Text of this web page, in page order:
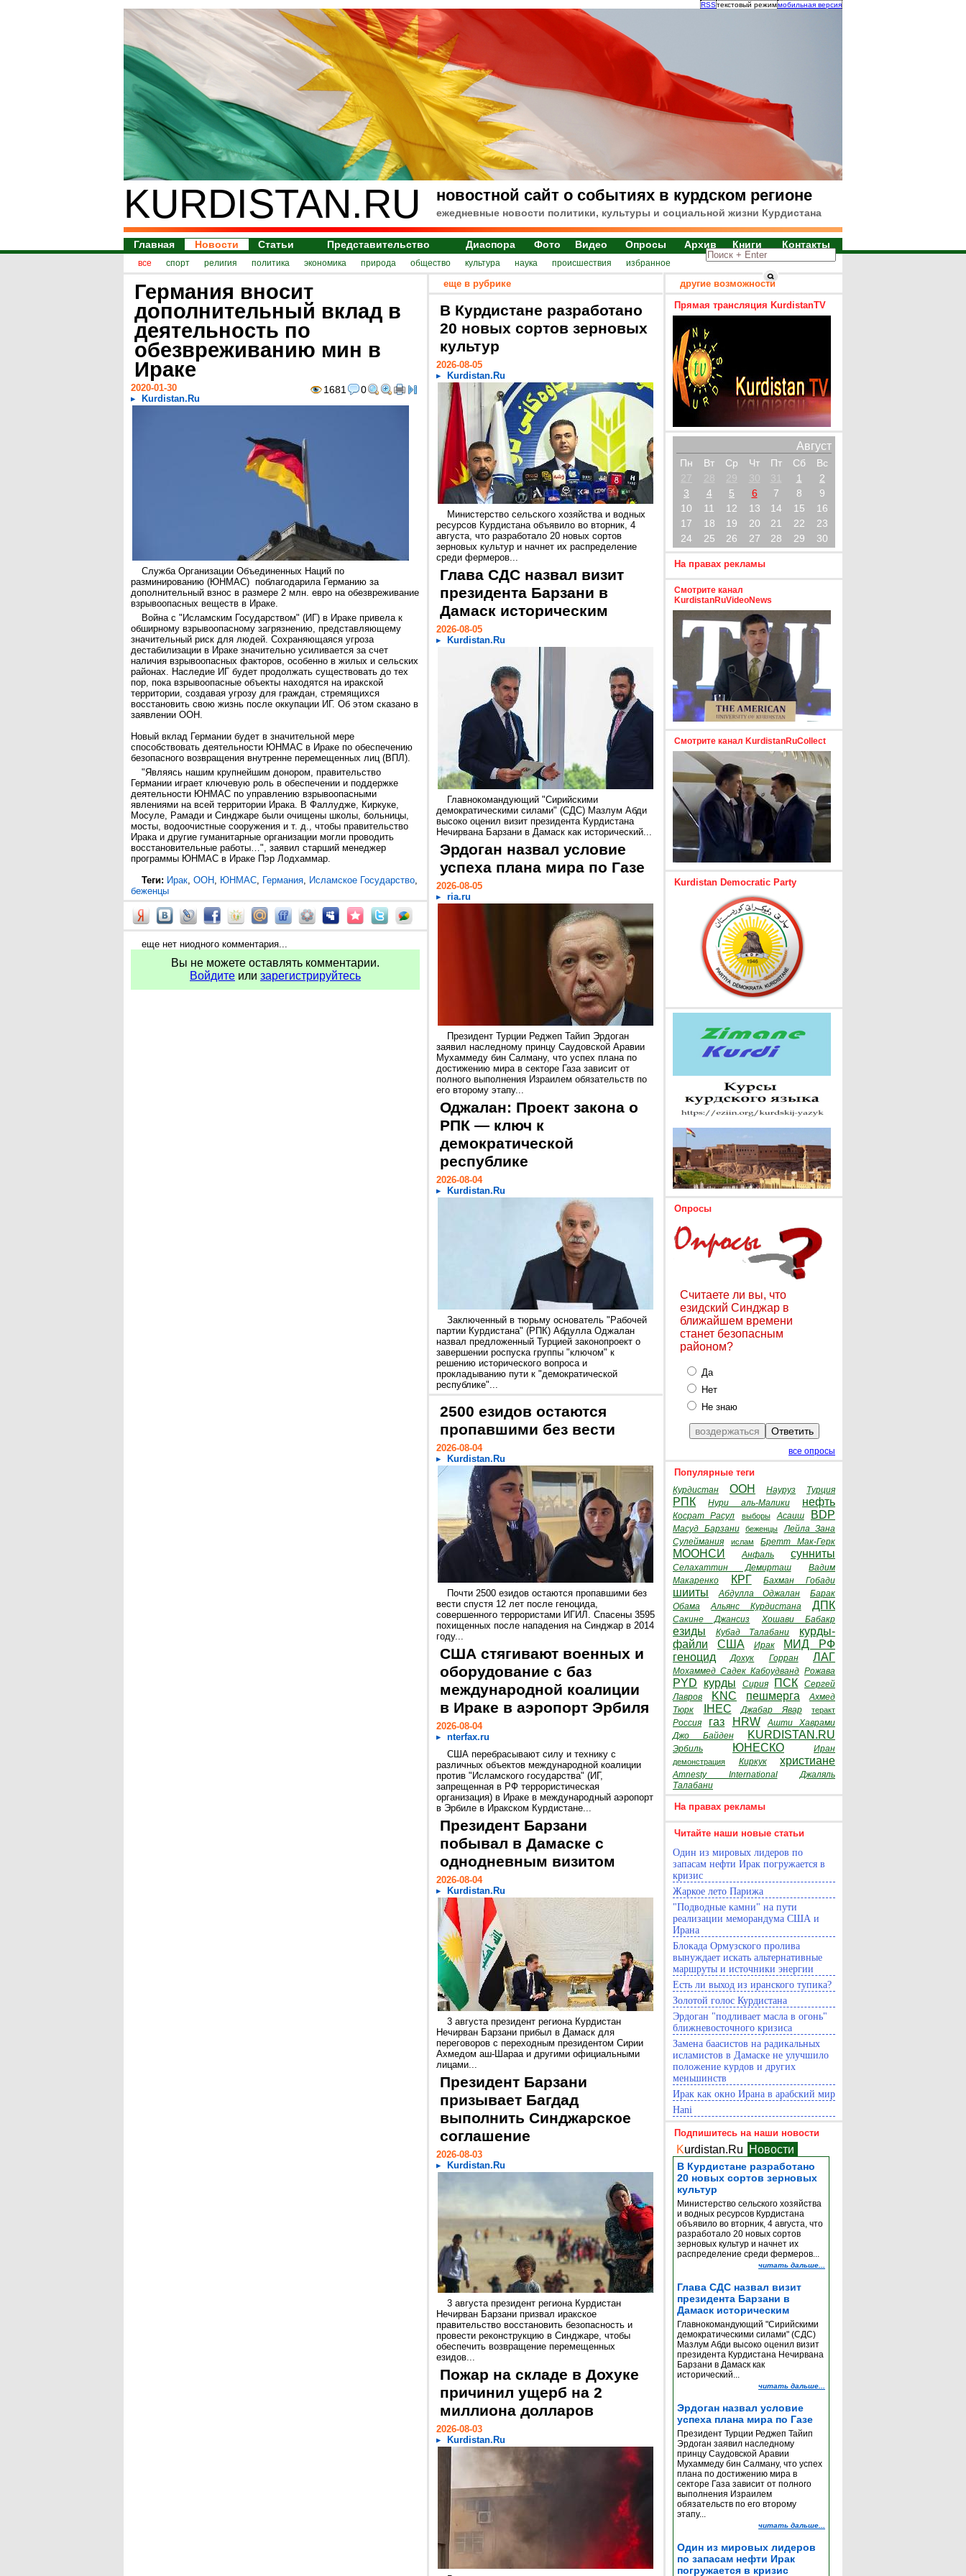
RSSтекстовый режиммобильная версия
KURDISTAN.RU новостной сайт о событиях в курдском регионе
ежедневные новости политики, культуры и социальной жизни Курдистана
Главная Новости Статьи Представительство Диаспора Фото Видео Опросы Архив Книги Контакты
все спорт религия политика экономика природа общество культура наука происшествия избранное
Германия вносит
дополнительный вклад в
деятельность по
обезвреживанию мин в
Ираке
1681 0
2020-01-30
Kurdistan.Ru
Служба Организации Объединенных Наций по
разминированию (ЮНМАС) поблагодарила Германию за
дополнительный взнос в размере 2 млн. евро на обезвреживание
взрывоопасных веществ в Ираке.
Война с "Исламским Государством" (ИГ) в Ираке привела к
обширному взрывоопасному загрязнению, представляющему
значительный риск для людей. Сохраняющаяся угроза
дестабилизации в Ираке значительно усиливается за счет
наличия взрывоопасных факторов, особенно в жилых и сельских
районах. Наследие ИГ будет продолжать существовать до тех
пор, пока взрывоопасные объекты находятся на иракской
территории, создавая угрозу для граждан, стремящихся
восстановить свою жизнь после оккупации ИГ. Об этом сказано в
заявлении ООН.
Новый вклад Германии будет в значительной мере
способствовать деятельности ЮНМАС в Ираке по обеспечению
безопасного возвращения внутренне перемещенных лиц (ВПЛ).
"Являясь нашим крупнейшим донором, правительство
Германии играет ключевую роль в обеспечении и поддержке
деятельности ЮНМАС по управлению взрывоопасными
явлениями на всей территории Ирака. В Фаллудже, Киркуке,
Мосуле, Рамади и Синджаре были очищены школы, больницы,
мосты, водоочистные сооружения и т. д., чтобы правительство
Ирака и другие гуманитарные организации могли проводить
восстановительные работы…", заявил старший менеджер
программы ЮНМАС в Ираке Пэр Лодхаммар.
Теги: Ирак, ООН, ЮНМАС, Германия, Исламское Государство,
беженцы
еще нет ниодного комментария...
Вы не можете оставлять комментарии.
Войдите или зарегистрируйтесь
еще в рубрике
В Курдистане разработано
20 новых сортов зерновых
культур
2026-08-05
Kurdistan.Ru
Министерство сельского хозяйства и водных
ресурсов Курдистана объявило во вторник, 4
августа, что разработало 20 новых сортов
зерновых культур и начнет их распределение
среди фермеров...
Глава СДС назвал визит
президента Барзани в
Дамаск историческим
2026-08-05
Kurdistan.Ru
Главнокомандующий "Сирийскими
демократическими силами" (СДС) Мазлум Абди
высоко оценил визит президента Курдистана
Нечирвана Барзани в Дамаск как исторический...
Эрдоган назвал условие
успеха плана мира по Газе
2026-08-05
ria.ru
Президент Турции Реджеп Тайип Эрдоган
заявил наследному принцу Саудовской Аравии
Мухаммеду бин Салману, что успех плана по
достижению мира в секторе Газа зависит от
полного выполнения Израилем обязательств по
его второму этапу...
Оджалан: Проект закона о
РПК — ключ к
демократической
республике
2026-08-04
Kurdistan.Ru
Заключенный в тюрьму основатель "Рабочей
партии Курдистана" (РПК) Абдулла Оджалан
назвал предложенный Турцией законопроект о
завершении роспуска группы "ключом" к
решению исторического вопроса и
прокладыванию пути к "демократической
республике"...
2500 езидов остаются
пропавшими без вести
2026-08-04
Kurdistan.Ru
Почти 2500 езидов остаются пропавшими без
вести спустя 12 лет после геноцида,
совершенного террористами ИГИЛ. Спасены 3595
похищенных после нападения на Синджар в 2014
году...
США стягивают военных и
оборудование с баз
международной коалиции
в Ираке в аэропорт Эрбиля
2026-08-04
nterfax.ru
США перебрасывают силу и технику с
различных объектов международной коалиции
против "Исламского государства" (ИГ,
запрещенная в РФ террористическая
организация) в Ираке в международный аэропорт
в Эрбиле в Иракском Курдистане...
Президент Барзани
побывал в Дамаске с
однодневным визитом
2026-08-04
Kurdistan.Ru
3 августа президент региона Курдистан
Нечирван Барзани прибыл в Дамаск для
переговоров с переходным президентом Сирии
Ахмедом аш-Шараа и другими официальными
лицами...
Президент Барзани
призывает Багдад
выполнить Синджарское
соглашение
2026-08-03
Kurdistan.Ru
3 августа президент региона Курдистан
Нечирван Барзани призвал иракское
правительство восстановить безопасность и
провести реконструкцию в Синджаре, чтобы
обеспечить возвращение перемещенных
езидов...
Пожар на складе в Дохуке
причинил ущерб на 2
миллиона долларов
2026-08-03
Kurdistan.Ru
другие возможности
Прямая трансляция KurdistanTV
Август
Пн Вт Ср Чт Пт Сб
Вс
27
28 29 30 31 1
2
3
4 5 6 7 8
9
10
11 12 13 14 15
16
17
18 19 20 21 22
23
24
25 26 27 28 29 30
На правах рекламы
Смотрите канал
KurdistanRuVideoNews
Смотрите канал KurdistanRuCollect
Kurdistan Democratic Party
Опросы
Считаете ли вы, что
езидский Синджар в
ближайшем времени
станет безопасным
районом?
Да
Нет
Не знаю
все опросы
Популярные теги
Курдистан ООН Науруз Турция
РПК Нури аль-Малики нефть
Косрат Расул выборы Асаиш BDP
Масуд Барзани беженцы
Лейла Зана
Сулеймания
ислам Бретт Мак-Герк
МООНСИ Анфаль сунниты
Селахаттин Демирташ
Вадим
Макаренко
КРГ Бахман Гобади
шииты Абдулла Оджалан
Барак
Обама
Альянс Курдистана ДПК
Сакине Джансиз Хошави Бабакр
езиды Кубад Талабани
курды-
файли
США Ирак
МИД РФ
геноцид
Дохук Горран ЛАГ
Мохаммед Садек Кабоудванд Рожава
PYD курды Сирия ПСК
Сергей
Лавров
KNC пешмерга
Ахмед
Тюрк
IHEC Джабар Явар теракт
Россия газ HRW
Ашти Хаврами
Джо Байден
KURDISTAN.RU
Эрбиль ЮНЕСКО Иран
демонстрация Киркук христиане
Amnesty International
Джаляль
Талабани
На правах рекламы
Читайте наши новые статьи
Один из мировых лидеров по
запасам нефти Ирак погружается в
кризис
Жаркое лето Парижа
"Подводные камни" на пути
реализации меморандума США и
Ирана
Блокада Ормузского пролива
вынуждает искать альтернативные
маршруты и источники энергии
Есть ли выход из иранского тупика?
Золотой голос Курдистана
Эрдоган "подливает масла в огонь"
ближневосточного кризиса
Замена баасистов на радикальных
исламистов в Дамаске не улучшило
положение курдов и других
меньшинств
Ирак как окно Ирана в арабский мир
Hani
Подпишитесь на наши новости
Kurdistan.Ru Новости
В Курдистане разработано
20 новых сортов зерновых
культур
Министерство сельского хозяйства
и водных ресурсов Курдистана
объявило во вторник, 4 августа, что
разработало 20 новых сортов
зерновых культур и начнет их
распределение среди фермеров...
читать дальше...
Глава СДС назвал визит
президента Барзани в
Дамаск историческим
Главнокомандующий "Сирийскими
демократическими силами" (СДС)
Мазлум Абди высоко оценил визит
президента Курдистана Нечирвана
Барзани в Дамаск как
исторический...
читать дальше...
Эрдоган назвал условие
успеха плана мира по Газе
Президент Турции Реджеп Тайип
Эрдоган заявил наследному
принцу Саудовской Аравии
Мухаммеду бин Салману, что успех
плана по достижению мира в
секторе Газа зависит от полного
выполнения Израилем
обязательств по его второму
этапу...
читать дальше...
Один из мировых лидеров
по запасам нефти Ирак
погружается в кризис